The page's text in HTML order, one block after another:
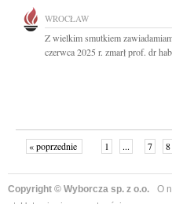
WROCŁAW
Z wielkim smutkiem
czerwca 2025 r. zmarł prof. dr
« poprzednie 1 ... 7 8
Copyright © Wyborcza sp. z o.o. O